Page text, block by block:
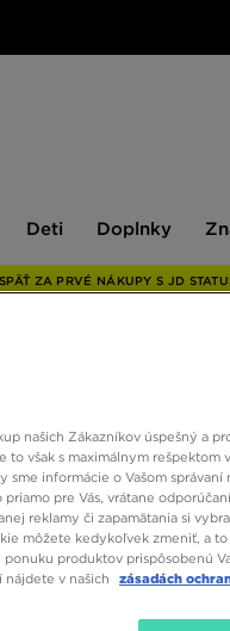
Deti Doplnky
ZA PRVÉ NÁKUPY S JD
našich Zákazníkov úspešný a
to však s maximálnym
sme informácie o Vašom
pre Vás, vrátane
reklamy či zapamätania si
môžete kedykoľvek zmeniť, a
produktov prispôsobenú
nájdete v našich
zásadách